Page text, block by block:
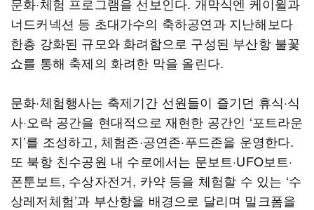
너드커넥션 등 초대가수의 축하공연과 지난해보다
한층 강화된 규모와 화려함으로 구성된 부산항 불꽃
쇼를 통해 축제의 화려한 막을 올린다.
문화·체험행사는 축제기간 선원들이 즐기던 휴식·식
사·오락 공간을 현대적으로 재현한 공간인 ‘포트라운
지’를 조성하고, 체험존·공연존·푸드존을 운영한다.
또 북항 친수공원 내 수로에서는 문보트·UFO보트·
폰툰보트, 수상자전거, 카약 등을 체험할 수 있는 ‘수
상레저체험’과 부산항을 배경으로 달리며 밀크폼을